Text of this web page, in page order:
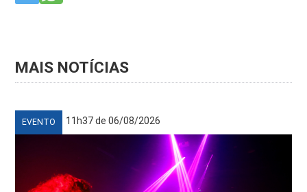
MAIS NOTÍCIAS
EVENTO 11h37 de 06/08/2026